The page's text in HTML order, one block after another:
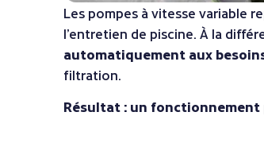
Les pompes à vitesse variable
l’entretien de piscine. À la
automatiquement aux
filtration.
Résultat : un